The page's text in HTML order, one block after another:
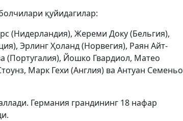
қуйидагилар:
(Нидерландия), Жереми Доку (Бельгия),
Эрлинг Ҳоланд (Норвегия), Раян Айт-
Йошко Гвардиол, Матео
Марк Гехи (Англия) ва Антуан Семеньо
Германия грандининг 18 нафар